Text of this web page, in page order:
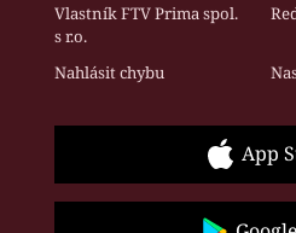
Vlastník FTV Prima spol.
s r.o.
Nahlásit chybu
App